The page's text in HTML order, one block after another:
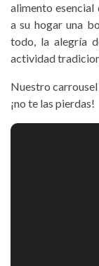
alimento esencial
a su hogar una
todo, la alegría
actividad
Nuestro
¡no te las pierdas!